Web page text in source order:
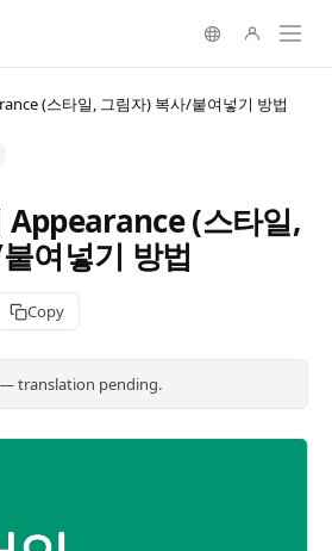
(스타일, 그림자) 복사/붙여넣기 방법
(스타일,
여넣기 방법
Copy
translation pending.